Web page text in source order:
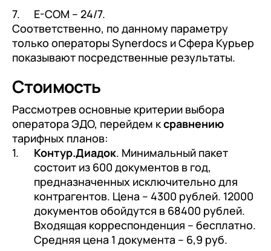
E-COM – 24/7.
Соответственно, по данному параметру
только операторы Synerdocs и Сфера Курьер
показывают посредственные результаты.
Стоимость
Рассмотрев основные критерии выбора
оператора ЭДО, перейдем ксравнению
тарифных планов:
Контур.Диадок. Минимальный пакет
состоит из 600 документов в год,
предназначенных исключительно для
контрагентов. Цена – 4300 рублей. 12000
документов обойдутся в 68400 рублей.
Входящая корреспонденция – бесплатно.
Средняя цена 1 документа – 6,9 руб.